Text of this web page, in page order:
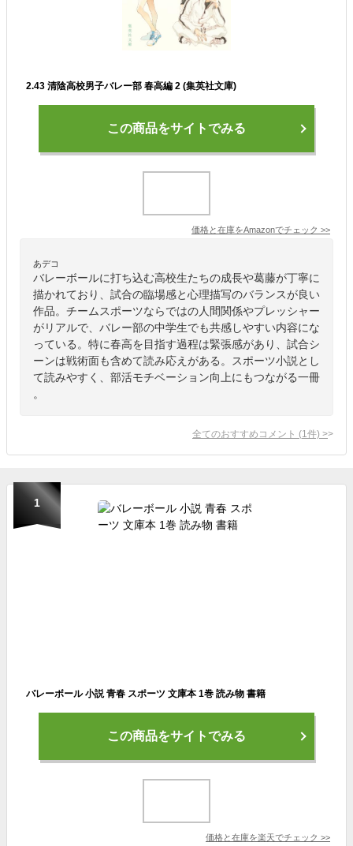
2.43 清陰高校男子バレー部 春高編 2 (集英社文庫)
この商品をサイトでみる
価格と在庫をAmazonでチェック >>
あデコ
バレーボールに打ち込む高校生たちの成長や葛藤が丁寧に
描かれており、試合の臨場感と心理描写のバランスが良い
作品。チームスポーツならではの人間関係やプレッシャー
がリアルで、バレー部の中学生でも共感しやすい内容にな
っている。特に春高を目指す過程は緊張感があり、試合シ
ーンは戦術面も含めて読み応えがある。スポーツ小説とし
て読みやすく、部活モチベーション向上にもつながる一冊
。
全てのおすすめコメント (1 件) >
1
バレーボール 小説 青春 スポーツ 文庫本 1巻 読み物 書籍
この商品をサイトでみる
価格と在庫を楽天でチェック >>